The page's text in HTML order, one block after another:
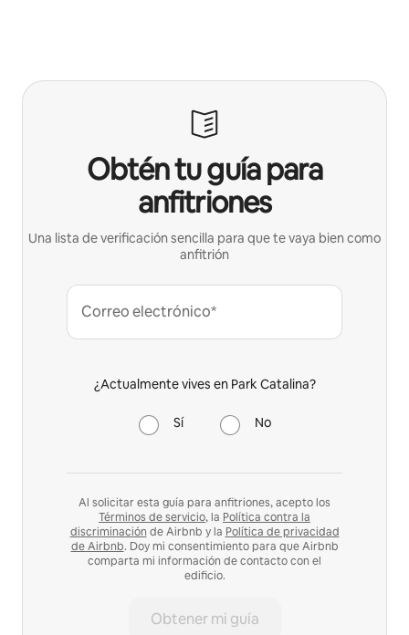
Obtén tu guía para
anfitriones
Una lista de verificación sencilla para que te vaya bien como
anfitrión
Correo electrónico*
¿Actualmente vives en Park Catalina?
Sí No
Al solicitar esta guía para anfitriones, acepto los
Términos de servicio, la Política contra la
discriminación de Airbnb y la Política de privacidad
de Airbnb. Doy mi consentimiento para que Airbnb
comparta mi información de contacto con el
edificio.
Obtener mi guía